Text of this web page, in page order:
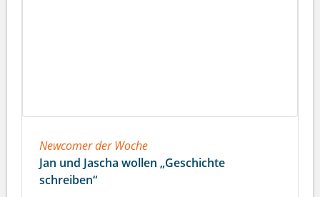
Newcomer der Woche
Jan und Jascha wollen „Geschichte
schreiben“